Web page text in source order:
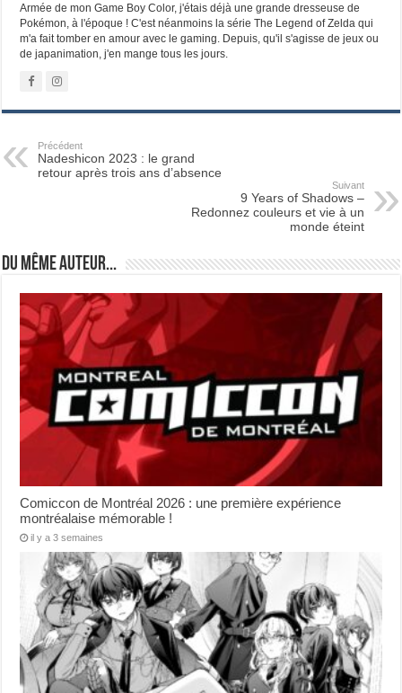
Armée de mon Game Boy Color, j'étais déjà une grande dresseuse de
Pokémon, à l'époque ! C'est néanmoins la série The Legend of Zelda qui
m'a fait tomber en amour avec le gaming. Depuis, qu'il s'agisse de jeux ou
de japanimation, j'en mange tous les jours.
Précédent
Nadeshicon 2023 : le grand
retour après trois ans d’absence
Suivant
9 Years of Shadows –
Redonnez couleurs et vie à un
monde éteint
Du même auteur...
Comiccon de Montréal 2026 : une première expérience
montréalaise mémorable !
il y a 3 semaines